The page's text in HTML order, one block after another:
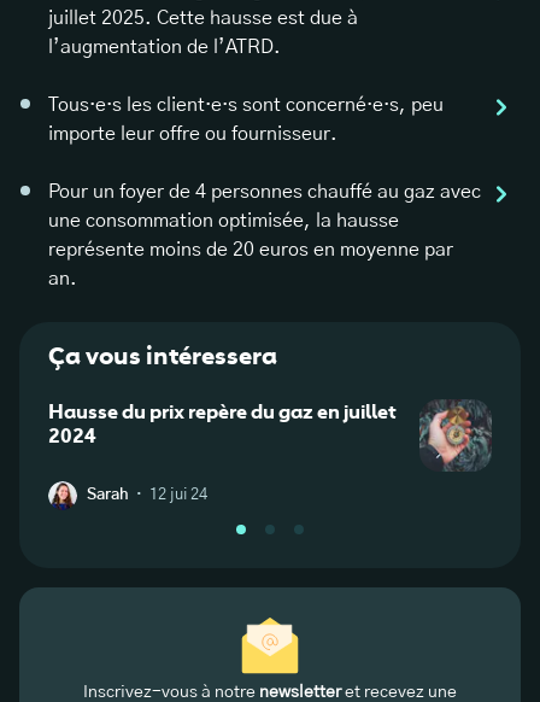
juillet 2025. Cette hausse est due à
l’augmentation de l’ATRD.
Tous·e·s les client·e·s sont concerné·e·s, peu
importe leur offre ou fournisseur.
Pour un foyer de 4 personnes chauffé au gaz avec
une consommation optimisée, la hausse
représente moins de 20 euros en moyenne par
an.
Ça vous intéressera
Hausse du prix repère du gaz en juillet
2024
Sarah · 12 jui 24
Inscrivez-vous à notre newsletteret recevez une